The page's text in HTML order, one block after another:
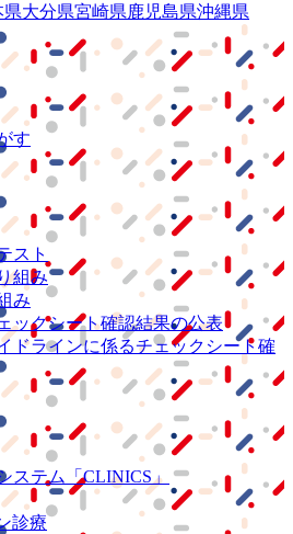
県大分県宮崎県鹿児島県沖縄県
す
スト
組み
み
ックシート確認結果の公表
ドラインに係るチェックシート確
ステム
「CLINICS」
診療